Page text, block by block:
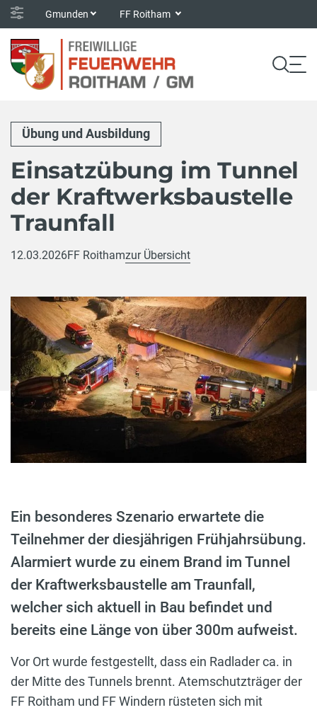
Gmunden FF Roitham
Übung und Ausbildung
Einsatzübung im Tunnel
der Kraftwerksbaustelle
Traunfall
12.03.2026FF Roithamzur Übersicht
Ein besonderes Szenario erwartete die
Teilnehmer der diesjährigen Frühjahrsübung.
Alarmiert wurde zu einem Brand im Tunnel
der Kraftwerksbaustelle am Traunfall,
welcher sich aktuell in Bau befindet und
bereits eine Länge von über 300m aufweist.
Vor Ort wurde festgestellt, dass ein Radlader ca. in
der Mitte des Tunnels brennt. Atemschutzträger der
FF Roitham und FF Windern rüsteten sich mit